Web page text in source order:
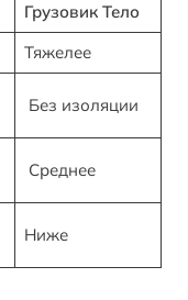
Грузовик Тело
Тяжелее
Без изоляции
Среднее
Ниже